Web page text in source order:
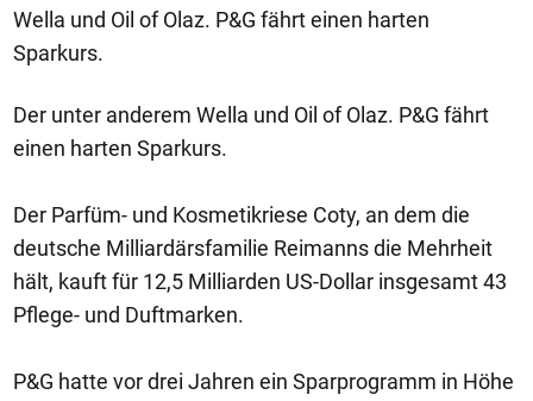
Wella und Oil of Olaz. P&G fährt einen harten
Sparkurs.
Der unter anderem Wella und Oil of Olaz. P&G fährt
einen harten Sparkurs.
Der Parfüm- und Kosmetikriese Coty, an dem die
deutsche Milliardärsfamilie Reimanns die Mehrheit
hält, kauft für 12,5 Milliarden US-Dollar insgesamt 43
Pflege- und Duftmarken.
P&G hatte vor drei Jahren ein Sparprogramm in Höhe